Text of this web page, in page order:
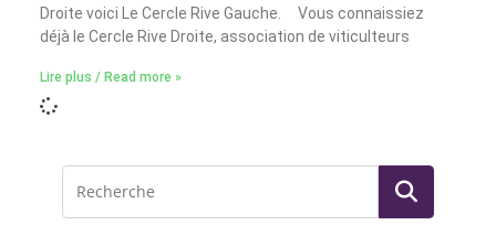
Droite voici Le Cercle Rive Gauche. Vous connaissiez
déjà le Cercle Rive Droite, association de viticulteurs
Lire plus / Read more »